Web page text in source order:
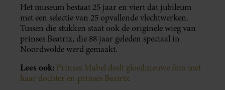
Het museum bestaat 25 jaar en viert dat jubileum
met een selectie van 25 opvallende vlechtwerken.
Tussen die stukken staat ook de originele wieg van
prinses Beatrix, die 88 jaar geleden speciaal in
Noordwolde werd gemaakt.
Lees ook: Prinses Mabel deelt gloednieuwe foto met
haar dochter en prinses Beatrix